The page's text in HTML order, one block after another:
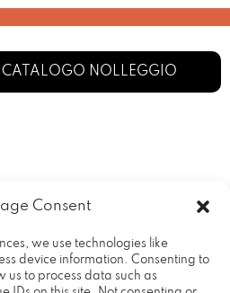
Consent
we use technologies like
device information. Consenting to
us to process data such as
CATALOGO NOLLEGGIO